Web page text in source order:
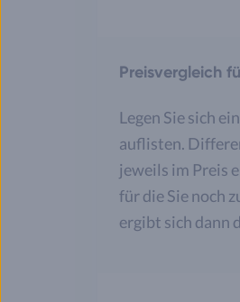
Preisvergleich
Legen Sie sich
auflisten.
jeweils im Preis
für die Sie noch
ergibt sich dann